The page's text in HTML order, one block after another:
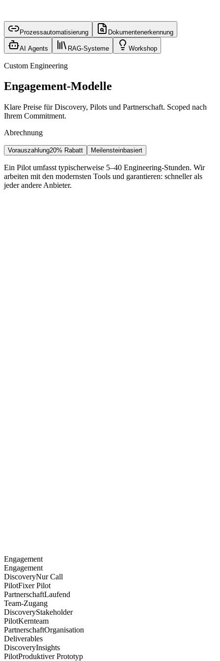
Prozessautomatisierung Dokumentenerkennung
AI Agents RAG-Systeme Workshop
Custom Engineering
Engagement-Modelle
Klare Preise für Discovery, Pilots und Partnerschaft. Scoped nach
Ihrem Commitment.
Abrechnung
Vorauszahlung20% Rabatt Meilensteinbasiert
Ein Pilot umfasst typischerweise 5–40 Engineering-Stunden. Wir
arbeiten mit den modernsten Tools und garantieren: schneller als
jeder andere Anbieter.
Engagement
Engagement
DiscoveryNur Call
PilotFixer Pilot
PartnerschaftLaufend
Team-Zugang
DiscoveryStakeholder
PilotKernteam
PartnerschaftOrganisation
Deliverables
DiscoveryInsights
PilotProduktiver Prototyp